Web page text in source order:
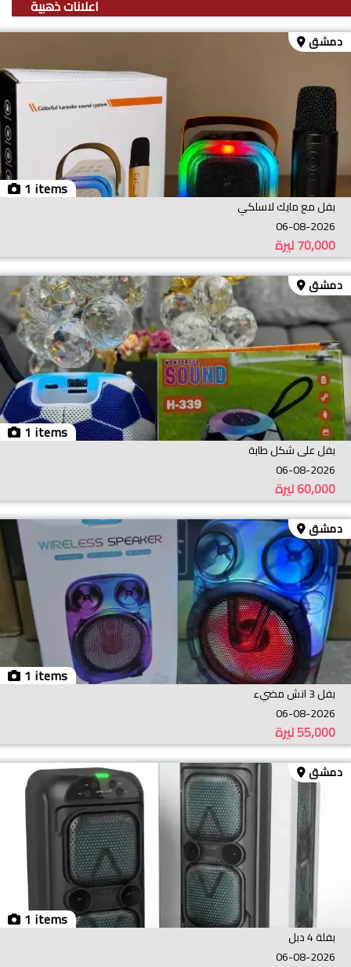
اعلانات ذهبية
1 items
دمشق
بفل مع مايك لاسلكي
06-08-2026
ليرة70,000
1 items
دمشق
بفل على شكل طابة
06-08-2026
ليرة60,000
1 items
دمشق
بفل 3 انش مضيء
06-08-2026
ليرة55,000
1 items
دمشق
بفلة 4 دبل
06-08-2026